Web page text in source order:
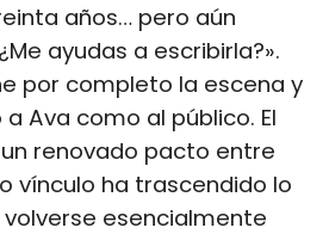
años… pero aún
ayudas a escribirla?».
por completo la escena y
Ava como al público. El
renovado pacto entre
vínculo ha trascendido lo
esencialmente